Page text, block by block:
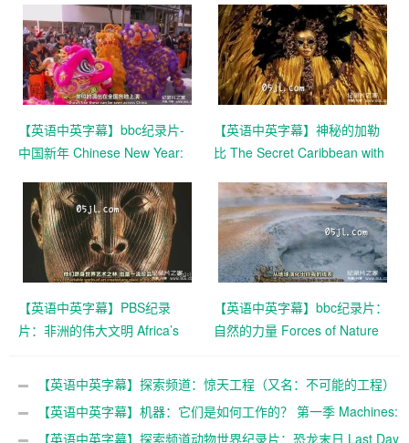
【英语中英字幕】bbc纪录片-
中国新年 Chinese New Year:
Earth (2016)全3集 高清720P
下载
【英语中英字幕】神秘的加勒
比 The Secret Caribbean with
高清720P下载
【英语中英字幕】PBS纪录
片：非洲的伟大文明 Africa’s
集 高清720P下载
【英语中英字幕】bbc纪录片：
自然的力量 Forces of Nature
超清1080P下载
【英语中英字幕】探索频道：惊天工程（又名：不可能的工程）
第一季 Impossible Engineering Season 1 (2015) 全6集 高清720P
下载
【英语中英字幕】机器：它们是如何工作的？ 第一季 Machines:
How They Work 1-6集 高清720P下载
【英语中英字幕】探索频道动物世界纪录片：恐龙末日 Last Day